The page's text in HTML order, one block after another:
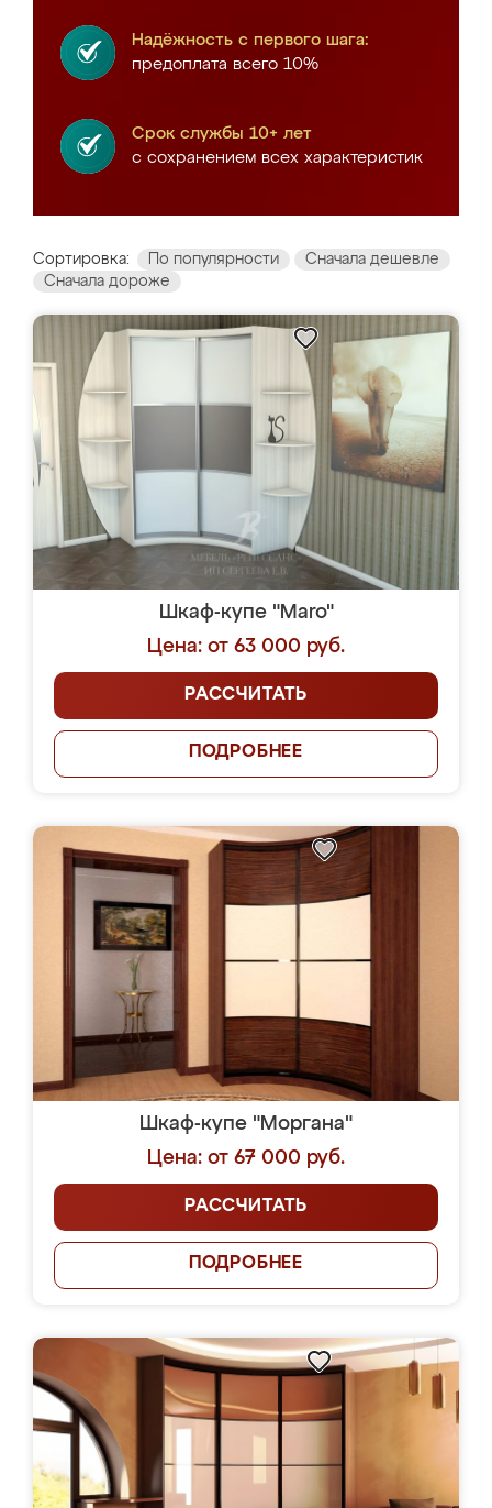
Надёжность с первого шага:
предоплата всего 10%
Срок службы 10+ лет
с сохранением всех характеристик
Сортировка: По популярности
Сначала дешевле
Сначала дороже
Шкаф-купе "Maro"
Цена: от 63 000 руб.
РАССЧИТАТЬ
ПОДРОБНЕЕ
Шкаф-купе "Моргана"
Цена: от 67 000 руб.
РАССЧИТАТЬ
ПОДРОБНЕЕ